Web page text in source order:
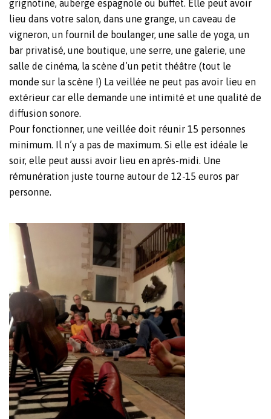
grignotine, auberge espagnole ou buffet. Elle peut avoir
lieu dans votre salon, dans une grange, un caveau de
vigneron, un fournil de boulanger, une salle de yoga, un
bar privatisé, une boutique, une serre, une galerie, une
salle de cinéma, la scène d’un petit théâtre (tout le
monde sur la scène !) La veillée ne peut pas avoir lieu en
extérieur car elle demande une intimité et une qualité de
diffusion sonore.
Pour fonctionner, une veillée doit réunir 15 personnes
minimum. Il n’y a pas de maximum. Si elle est idéale le
soir, elle peut aussi avoir lieu en après-midi. Une
rémunération juste tourne autour de 12-15 euros par
personne.